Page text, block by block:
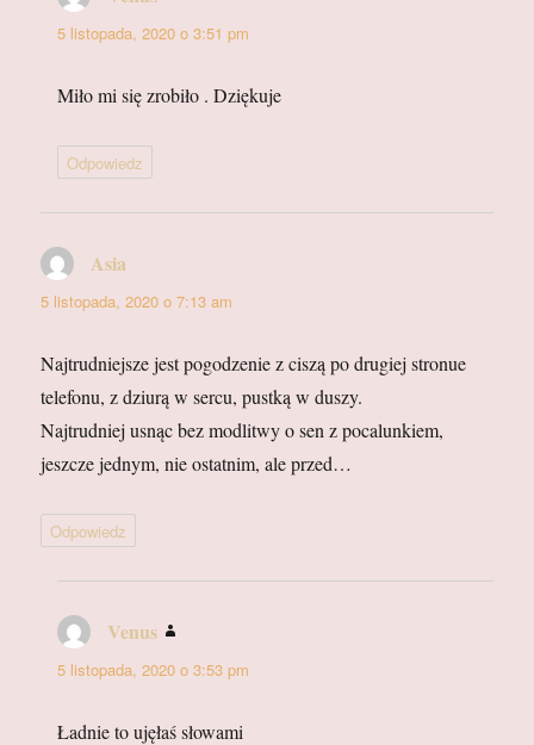
5 listopada, 2020 o 3:51 pm
Miło mi się zrobiło . Dziękuje
Odpowiedz
Asia
5 listopada, 2020 o 7:13 am
Najtrudniejsze jest pogodzenie z ciszą po drugiej stronue
telefonu, z dziurą w sercu, pustką w duszy.
Najtrudniej usnąc bez modlitwy o sen z pocalunkiem,
jeszcze jednym, nie ostatnim, ale przed…
Odpowiedz
Venus
5 listopada, 2020 o 3:53 pm
Ładnie to ujęłaś słowami